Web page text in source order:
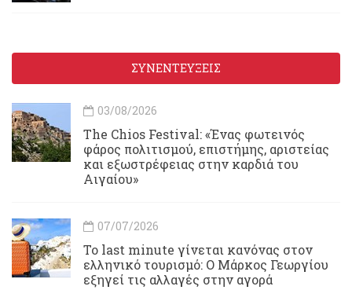
ΣΥΝΕΝΤΕΥΞΕΙΣ
03/08/2026
Τhe Chios Festival: «Ένας φωτεινός
φάρος πολιτισμού, επιστήμης, αριστείας
και εξωστρέφειας στην καρδιά του
Αιγαίου»
07/07/2026
Το last minute γίνεται κανόνας στον
ελληνικό τουρισμό: Ο Μάρκος Γεωργίου
εξηγεί τις αλλαγές στην αγορά